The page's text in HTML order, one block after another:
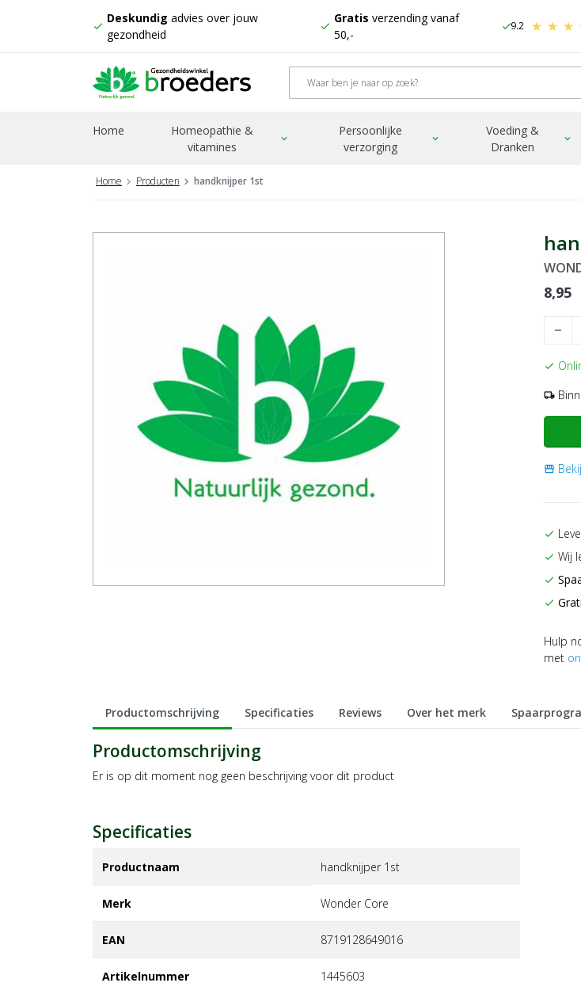
check
Deskundig advies over jouw
gezondheid
check
Gratis verzending vanaf
50,-
check9.2
Home
Homeopathie &
vitamines
expand_more
Persoonlijke
verzorging
expand_more
Voeding &
Dranken
expand_more
Home Producten handknijper 1st
8,95
remove
check
local_shipping
storefront
check
check Wij
check
check
Hulp
met
Productomschrijving Specificaties Reviews Over het merk
Productomschrijving
Er is op dit moment nog geen beschrijving voor dit product
Specificaties
Productnaam handknijper 1st
Merk wonder core
EAN 8719128649016
Artikelnummer 1445603